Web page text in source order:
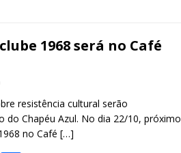
e
g
er
gr
m
e
n
e
1968 será no Café
resistência cultural serão
do Chapéu Azul. No dia 22/10, próximo
no Café […]